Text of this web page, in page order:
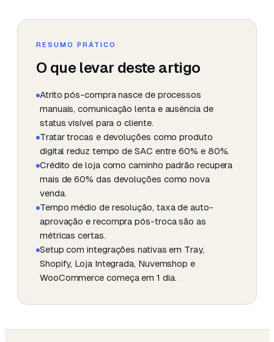
RESUMO PRÁTICO
O que levar deste artigo
Atrito pós-compra nasce de processos
manuais, comunicação lenta e ausência de
status visível para o cliente.
Tratar trocas e devoluções como produto
digital reduz tempo de SAC entre 60% e 80%.
Crédito de loja como caminho padrão recupera
mais de 60% das devoluções como nova
venda.
Tempo médio de resolução, taxa de auto-
aprovação e recompra pós-troca são as
métricas certas.
Setup com integrações nativas em Tray,
Shopify, Loja Integrada, Nuvemshop e
WooCommerce começa em 1 dia.